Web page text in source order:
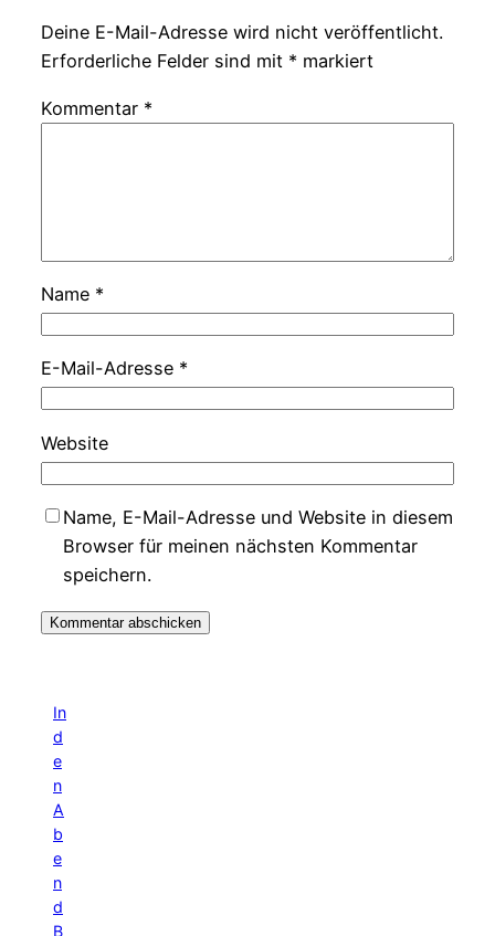
Deine E-Mail-Adresse wird nicht veröffentlicht.
Erforderliche Felder sind mit * markiert
Kommentar *
Name *
E-Mail-Adresse *
Website
Name, E-Mail-Adresse und Website in diesem
Browser für meinen nächsten Kommentar
speichern.
In
d
e
n
A
b
e
n
d
B